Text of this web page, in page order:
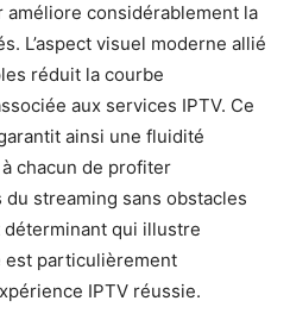
considérablement la
L’aspect visuel moderne allié
réduit la courbe
aux services IPTV. Ce
ainsi une fluidité
chacun de profiter
streaming sans obstacles
déterminant qui illustre
est particulièrement
IPTV réussie.